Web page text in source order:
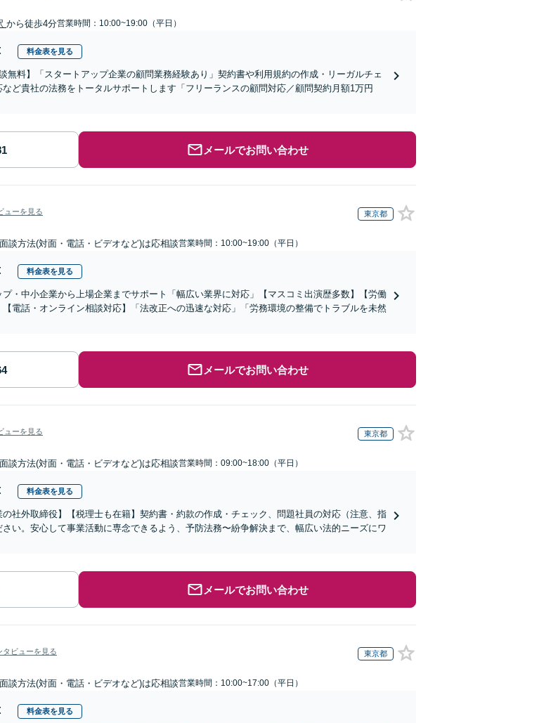
から徒歩4分営業時間：10:00~19:00（平日）
料金表を見る
無料】「スタートアップ企業の顧問業務経験あり」契約書や利用規約の作成・リーガルチェ
ど貴社の法務をトータルサポートします「フリーランスの顧問対応／顧問契約月額1万円
メールでお問い合わせ
ューを見る 東京都
面談方法(対面・電話・ビデオなど)は応相談営業時間：10:00~19:00（平日）
料金表を見る
プ・中小企業から上場企業までサポート「幅広い業界に対応」【マスコミ出演歴多数】【労働
電話・オンライン相談対応】「法改正への迅速な対応」「労務環境の整備でトラブルを未然
メールでお問い合わせ
ューを見る 東京都
面談方法(対面・電話・ビデオなど)は応相談営業時間：09:00~18:00（平日）
料金表を見る
社外取締役】【税理士も在籍】契約書・約款の作成・チェック、問題社員の対応（注意、指
い。安心して事業活動に専念できるよう、予防法務〜紛争解決まで、幅広い法的ニーズにワ
メールでお問い合わせ
タビューを見る 東京都
面談方法(対面・電話・ビデオなど)は応相談営業時間：10:00~17:00（平日）
料金表を見る